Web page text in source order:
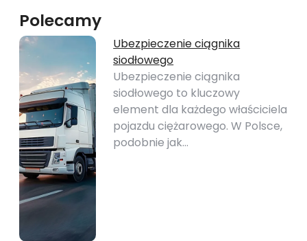
Polecamy
Ubezpieczenie ciągnika
siodłowego
Ubezpieczenie ciągnika
siodłowego to kluczowy
element dla każdego właściciela
pojazdu ciężarowego. W Polsce,
podobnie jak…